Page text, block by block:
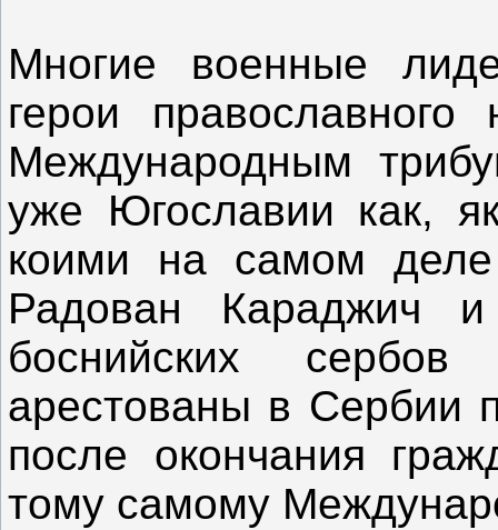
Многие военные
герои
Международным
уже Югославии как,
коими на самом
Радован Караджич и
боснийских
арестованы в Сербии
после окончания
тому самому